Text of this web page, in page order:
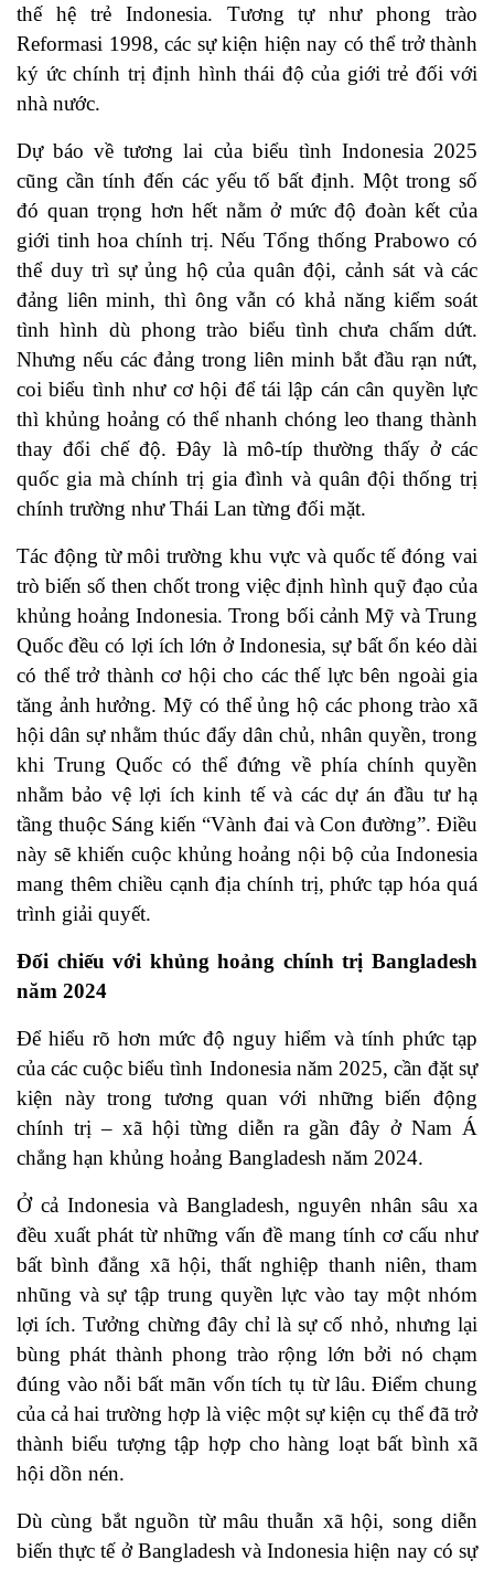
thế hệ trẻ Indonesia. Tương tự như phong trào
Reformasi 1998, các sự kiện hiện nay có thể trở thành
ký ức chính trị định hình thái độ của giới trẻ đối với
nhà nước.
Dự báo về tương lai của biểu tình Indonesia 2025
cũng cần tính đến các yếu tố bất định. Một trong số
đó quan trọng hơn hết nằm ở mức độ đoàn kết của
giới tinh hoa chính trị. Nếu Tổng thống Prabowo có
thể duy trì sự ủng hộ của quân đội, cảnh sát và các
đảng liên minh, thì ông vẫn có khả năng kiểm soát
tình hình dù phong trào biểu tình chưa chấm dứt.
Nhưng nếu các đảng trong liên minh bắt đầu rạn nứt,
coi biểu tình như cơ hội để tái lập cán cân quyền lực
thì khủng hoảng có thể nhanh chóng leo thang thành
thay đổi chế độ. Đây là mô-típ thường thấy ở các
quốc gia mà chính trị gia đình và quân đội thống trị
chính trường như Thái Lan từng đối mặt.
Tác động từ môi trường khu vực và quốc tế đóng vai
trò biến số then chốt trong việc định hình quỹ đạo của
khủng hoảng Indonesia. Trong bối cảnh Mỹ và Trung
Quốc đều có lợi ích lớn ở Indonesia, sự bất ổn kéo dài
có thể trở thành cơ hội cho các thế lực bên ngoài gia
tăng ảnh hưởng. Mỹ có thể ủng hộ các phong trào xã
hội dân sự nhằm thúc đẩy dân chủ, nhân quyền, trong
khi Trung Quốc có thể đứng về phía chính quyền
nhằm bảo vệ lợi ích kinh tế và các dự án đầu tư hạ
tầng thuộc Sáng kiến “Vành đai và Con đường”. Điều
này sẽ khiến cuộc khủng hoảng nội bộ của Indonesia
mang thêm chiều cạnh địa chính trị, phức tạp hóa quá
trình giải quyết.
Đối chiếu với khủng hoảng chính trị Bangladesh
năm 2024
Để hiểu rõ hơn mức độ nguy hiểm và tính phức tạp
của các cuộc biểu tình Indonesia năm 2025, cần đặt sự
kiện này trong tương quan với những biến động
chính trị – xã hội từng diễn ra gần đây ở Nam Á
chẳng hạn khủng hoảng Bangladesh năm 2024.
Ở cả Indonesia và Bangladesh, nguyên nhân sâu xa
đều xuất phát từ những vấn đề mang tính cơ cấu như
bất bình đẳng xã hội, thất nghiệp thanh niên, tham
nhũng và sự tập trung quyền lực vào tay một nhóm
lợi ích. Tưởng chừng đây chỉ là sự cố nhỏ, nhưng lại
bùng phát thành phong trào rộng lớn bởi nó chạm
đúng vào nỗi bất mãn vốn tích tụ từ lâu. Điểm chung
của cả hai trường hợp là việc một sự kiện cụ thể đã trở
thành biểu tượng tập hợp cho hàng loạt bất bình xã
hội dồn nén.
Dù cùng bắt nguồn từ mâu thuẫn xã hội, song diễn
biến thực tế ở Bangladesh và Indonesia hiện nay có sự